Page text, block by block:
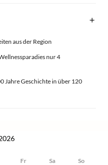
aus der Region
nur 4
Jahre Geschichte in über 120
Fr Sa So